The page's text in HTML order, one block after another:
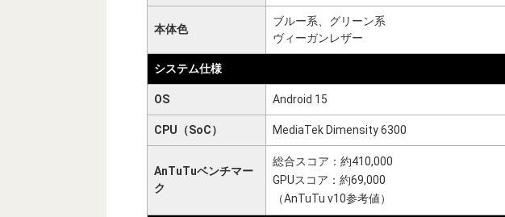
本体色
ブルー系、グリーン系
ヴィーガンレザー
システム仕様
OS Android 15
CPU（SoC） MediaTek Dimensity 6300
AnTuTuベンチマー
ク
総合スコア：約410,000
GPUスコア：約69,000
（AnTuTu v10参考値）